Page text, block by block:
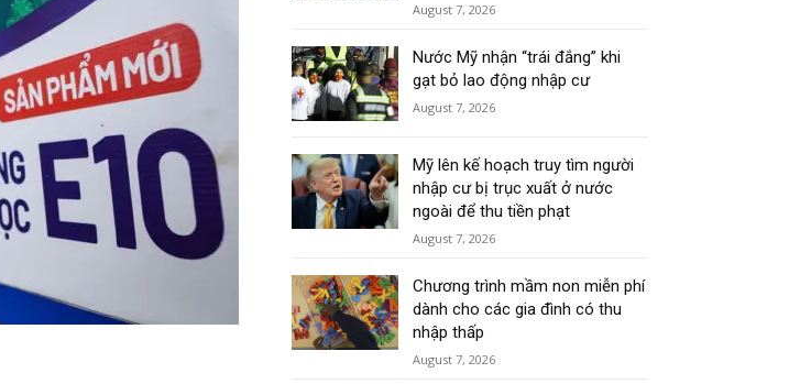
August 7, 2026
Nước Mỹ nhận “trái đắng” khi
gạt bỏ lao động nhập cư
August 7, 2026
Mỹ lên kế hoạch truy tìm người
nhập cư bị trục xuất ở nước
ngoài để thu tiền phạt
August 7, 2026
Chương trình mầm non miễn phí
dành cho các gia đình có thu
nhập thấp
August 7, 2026